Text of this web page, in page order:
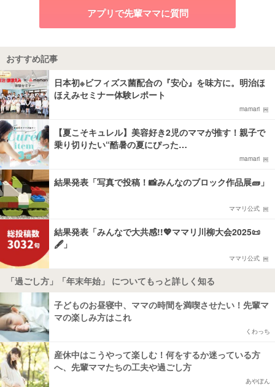
アプリで先輩ママに質問
おすすめ記事
日本初※ビフィズス菌配合の『安心』を味方に。明治ほ
ほえみセミナー体験レポート
mamari
【夏こそキュレル】美容好き2児のママが推す！親子で
乗り切りたい“酷暑の夏にぴった…
mamari
結果発表「写真で投稿！📸みんなのブロック作品展🧱」
ママリ公式
結果発表「みんなで大共感!!💖ママリ川柳大会2025📜
🖋️」
ママリ公式
「過ごし方」「年末年始」 についてもっと詳しく知る
子どものお昼寝中、ママの時間を満喫させたい！先輩マ
マの楽しみ方はこれ
くわっち
産休中はこうやって楽しむ！何をするか迷っている方
へ、先輩ママたちの工夫や過ごし方
あやぽん